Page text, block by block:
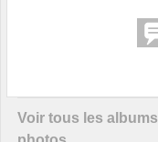
Voir tous les albums